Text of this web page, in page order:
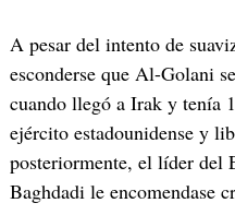
A pesar del intento de
esconderse que Al-Golani
cuando llegó a Irak y tenía
ejército estadounidense y
posteriormente, el líder del
Baghdadi le encomendase